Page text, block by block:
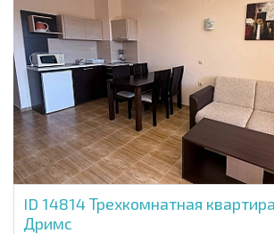
ID 14814Трехкомнатная
Дримс